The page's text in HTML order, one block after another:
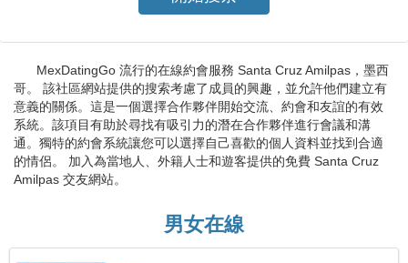
MexDatingGo 流行的在線約會服務 Santa Cruz Amilpas，墨西
哥。 該社區網站提供的搜索考慮了成員的興趣，並允許他們建立有
意義的關係。這是一個選擇合作夥伴開始交流、約會和友誼的有效
系統。該項目有助於尋找有吸引力的潛在合作夥伴進行會議和溝
通。獨特的約會系統讓您可以選擇自己喜歡的個人資料並找到合適
的情侶。 加入為當地人、外籍人士和遊客提供的免費 Santa Cruz
Amilpas 交友網站。
男女在線